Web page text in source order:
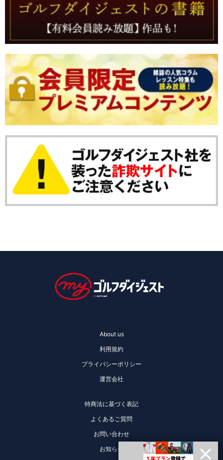
About us
利用規約
プライバシーポリシー
運営会社
特商法に基づく表記
よくあるご質問
お問い合わせ
お知らせ